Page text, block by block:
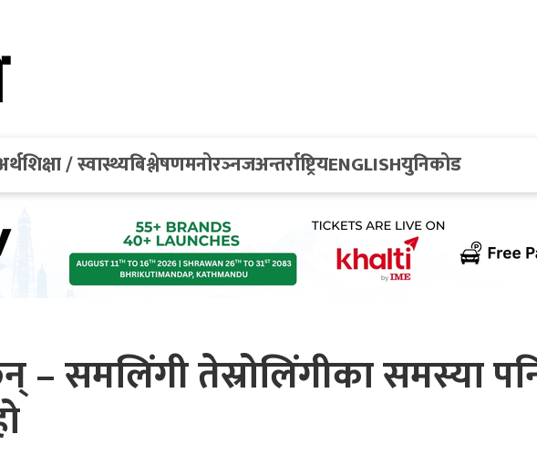
शिक्षा / स्वास्थ्यबिश्लेषणमनोरञ्नजअन्तर्राष्ट्रियENGLISHयुनिकोड
– समलिंगी तेस्रोलिंगीका समस्या